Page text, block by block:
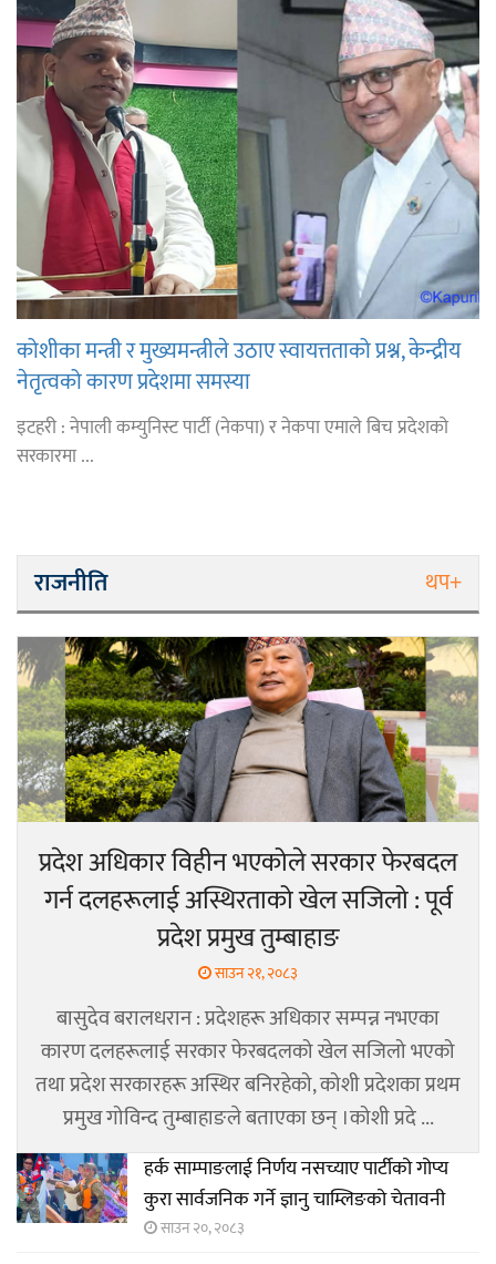
कोशीका मन्त्री र मुख्यमन्त्रीले उठाए स्वायत्तताको प्रश्न, केन्द्रीय
नेतृत्वको कारण प्रदेशमा समस्या
इटहरी : नेपाली कम्युनिस्ट पार्टी (नेकपा) र नेकपा एमाले बिच प्रदेशको
सरकारमा ...
राजनीति थप+
प्रदेश अधिकार विहीन भएकोले सरकार फेरबदल
गर्न दलहरूलाई अस्थिरताको खेल सजिलो : पूर्व
प्रदेश प्रमुख तुम्बाहाङ
साउन २१, २०८३
बासुदेव बरालधरान : प्रदेशहरू अधिकार सम्पन्न नभएका
कारण दलहरूलाई सरकार फेरबदलको खेल सजिलो भएको
तथा प्रदेश सरकारहरू अस्थिर बनिरहेको, कोशी प्रदेशका प्रथम
प्रमुख गोविन्द तुम्बाहाङले बताएका छन् ।कोशी प्रदे ...
हर्क साम्पाङलाई निर्णय नसच्याए पार्टीको गोप्य
कुरा सार्वजनिक गर्ने ज्ञानु चाम्लिङको चेतावनी
साउन २०, २०८३